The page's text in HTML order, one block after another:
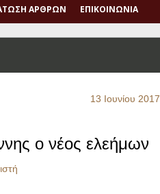
ΆΡΘΡΩΝ ΕΠΙΚΟΙΝΩΝΊΑ
13 Ιουνίου 2017
ο νέος ελεήμων